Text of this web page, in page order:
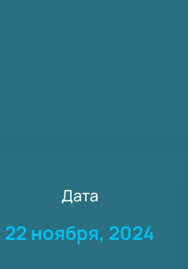
Дата
22 ноября, 2024